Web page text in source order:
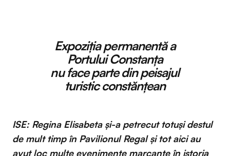
Expoziția permanentă a
Portului Constanța
nu face parte din peisajul
turistic constănțean
ISE: Regina Elisabeta și-a petrecut totuși destul
de mult timp în Pavilionul Regal și tot aici au
avut loc multe evenimente marcante în istoria